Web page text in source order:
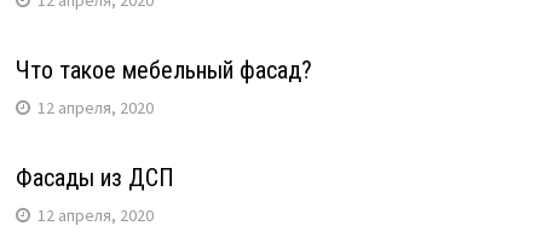
Что такое мебельный фасад?
12 апреля, 2020
Фасады из ДСП
12 апреля, 2020